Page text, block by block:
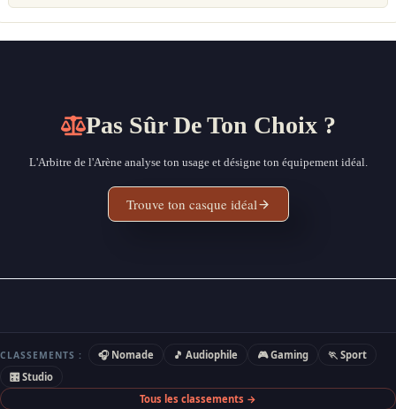
Pas Sûr De Ton Choix ?
L'Arbitre de l'Arène analyse ton usage et désigne ton équipement idéal.
Trouve ton casque idéal
CLASSEMENTS : 🎧 Nomade 🎵 Audiophile 🎮 Gaming
🏃 Sport
🎛 Studio
Tous les classements →